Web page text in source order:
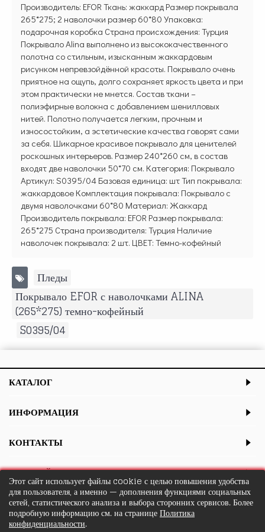
Производитель: EFOR Ткань: жаккард Размер покрывала
265*275; 2 наволочки размер 60*80 Упаковка:
подарочная коробка Страна происхождения: Турция
Покрывало Alina выполнено из высококачественного
полотна со стильным, изысканным жаккардовым
рисунком непревзойдённой красоты. Покрывало очень
приятное на ощупь, долго сохраняет яркость цвета и при
этом практически не мнется. Состав ткани –
полиэфирные волокна с добавлением шенилловых
нитей. Полотно получается легким, прочным и
износостойким, а эстетические качества говорят сами
за себя. Шикарное красивое покрывало для ценителей
роскошных интерьеров. Размер 240*260 см, в состав
входят две наволочки 50*70 см. Категория: Покрывало
Артикул: S0395/04 Базовая единица: шт Тип покрывала:
жаккардовое Комплектация покрывала: Покрывало с
двумя наволочками 60*80 Материал: Жаккард
Производитель покрывала: EFOR Размер покрывала:
265*275 Страна производителя: Турция Наличие
наволочек покрывала: 2 шт. ЦВЕТ: Темно-кофейный
Пледы
Покрывало EFOR с наволочками ALINA
(265*275) темно-кофейный
S0395/04
КАТАЛОГ
ИНФОРМАЦИЯ
КОНТАКТЫ
ЛИЧНЫЙ КАБИНЕТ
Этот сайт использует файлы cookie с целью повышения удобства
для пользователя, а именно — дополнения функциями социальных
сетей, статистического анализа и выбора сторонних сервисов. Более
подробную информацию см. на страницеПолитика
конфиденциальности.